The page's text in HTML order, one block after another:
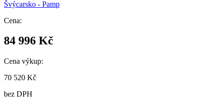
Švýcarsko - Pamp
Cena:
84 996 Kč
Cena výkup:
70 520 Kč
bez DPH